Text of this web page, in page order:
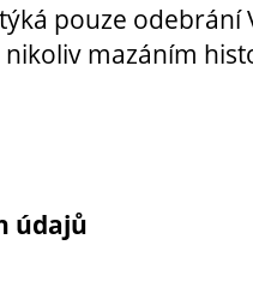
pouze odebrání
mazáním
údajů